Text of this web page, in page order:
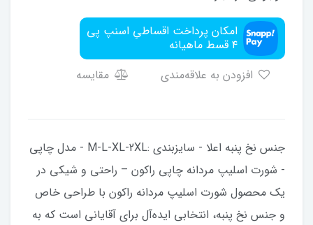
امکان پرداخت اقساطیِ اسنپ پی
۴ قسط ماهیانه
مقایسه
جنس نخ پنبه اعلا - سایزبندی :M-L-XL-2XL - مدل چاپی
- شورت اسلیپ مردانه چاپی راکون – راحتی و شیکی در
یک محصول شورت اسلیپ مردانه راکون با طراحی خاص
و جنس نخ پنبه، انتخابی ایده‌آل برای آقایانی است که به